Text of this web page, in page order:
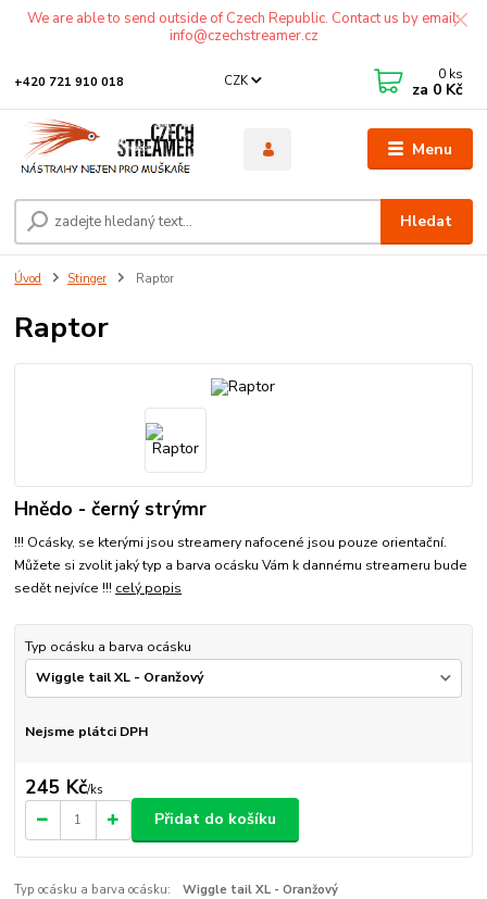
We are able to send outside of Czech Republic. Contact us by email:
info@czechstreamer.cz
Menu
CZK
Hledat
+420 721 910 018 0 ks
za 0 Kč
Úvod Stinger Raptor
Raptor
Hnědo - černý strýmr
!!! Ocásky, se kterými jsou streamery nafocené jsou pouze orientační.
Můžete si zvolit jaký typ a barva ocásku Vám k dannému streameru bude
sedět nejvíce !!! celý popis
Typ ocásku a barva ocásku
Nejsme plátci DPH
245 Kč/ks
Přidat do košíku
Typ ocásku a barva ocásku: Wiggle tail XL - Oranžový